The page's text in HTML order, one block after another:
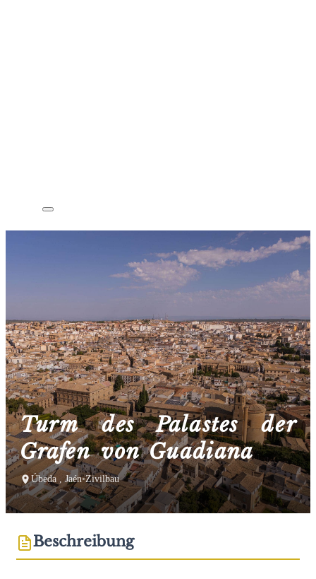
Turm des Palastes der
Grafen von Guadiana
Úbeda , Jaén•Zivilbau
Beschreibung